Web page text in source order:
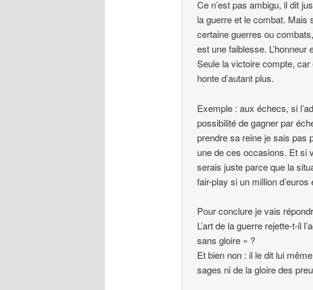
Ce n’est pas ambigu, il dit
la guerre et le combat. Mais
certaine guerres ou
est une faiblesse.
Seule la victoire compte, car
honte d’autant plus.
Exemple : aux échecs, si
possibilité de gagner par
prendre sa reine je sais pas
une de ces occasions. Et si
serais juste parce que la
fair-play si un million
Pour conclure je vais
L’art de la guerre rejette-t-il
sans gloire » ?
Et bien non : il le dit lui
sages ni de la gloire des